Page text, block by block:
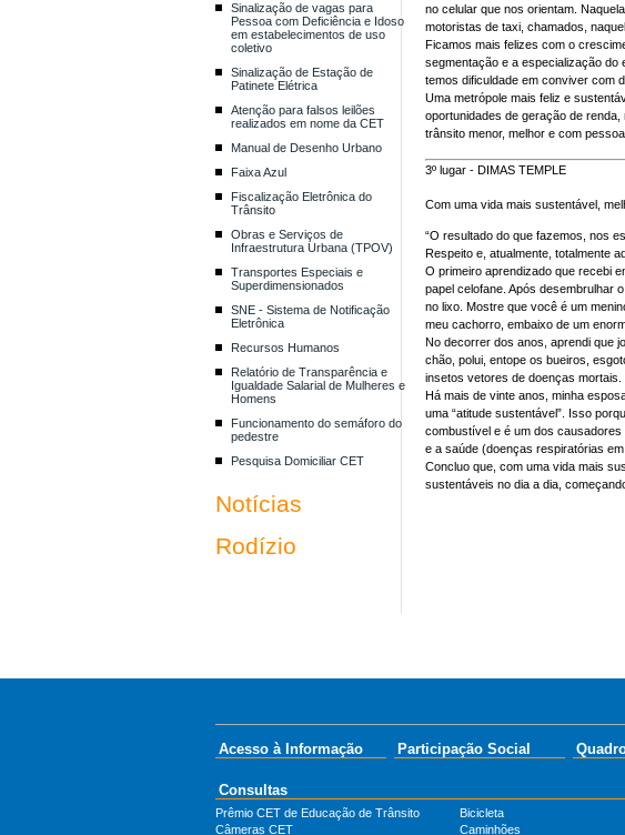
Sinalização de vagas para
Pessoa com Deficiência e Idoso
em estabelecimentos de uso
coletivo
Sinalização de Estação de
Patinete Elétrica
Atenção para falsos leilões
realizados em nome da CET
Manual de Desenho Urbano
Faixa Azul
Fiscalização Eletrônica do
Trânsito
Obras e Serviços de
Infraestrutura Urbana (TPOV)
Transportes Especiais e
Superdimensionados
SNE - Sistema de Notificação
Eletrônica
Recursos Humanos
Relatório de Transparência e
Igualdade Salarial de Mulheres e
Homens
Funcionamento do semáforo do
pedestre
Pesquisa Domiciliar CET
Notícias
Rodízio
no celular que nos orientam.
motoristas de taxi, chamados,
Ficamos mais felizes com o
segmentação e a especialização do
temos dificuldade em conviver com
Uma metrópole mais feliz e
oportunidades de geração de
trânsito menor, melhor e com
3º lugar - DIMAS TEMPLE
Com uma vida mais sustentável,
“O resultado do que fazemos, nos
Respeito e, atualmente, totalmente
O primeiro aprendizado que recebi
papel celofane. Após desembrulhar
no lixo. Mostre que você é um
meu cachorro, embaixo de um
No decorrer dos anos, aprendi que
chão, polui, entope os bueiros,
insetos vetores de doenças mortais.
Há mais de vinte anos, minha
uma “atitude sustentável”. Isso
combustível e é um dos
e a saúde (doenças respiratórias
Concluo que, com uma vida mais
sustentáveis no dia a dia,
Acesso à Informação Participação Social
Consultas
Prêmio CET de Educação de Trânsito
Bicicleta
Câmeras CET
Caminhões